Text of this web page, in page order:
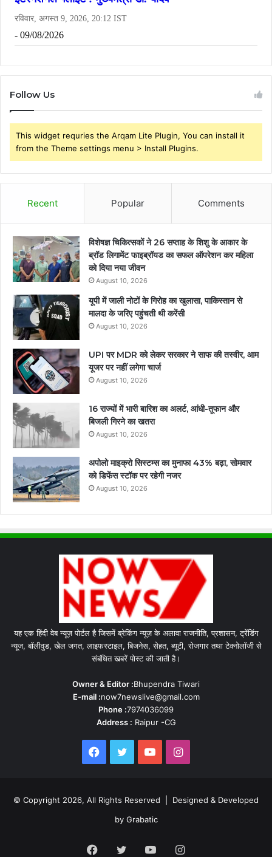
Follow Us
This widget requries the Arqam Lite Plugin, You can install it
from the Theme settings menu > Install Plugins.
Recent Popular Comments
विशेषज्ञ चिकित्सकों ने 26 सप्ताह के शिशु के आकार के
ब्रॉड लिगामेंट फाइब्रॉयड का सफल ऑपरेशन कर महिला
को दिया नया जीवन
August 10, 2026
यूपी में जाली नोटों के गिरोह का खुलासा, पाकिस्तान से
मालदा के जरिए पहुंचती थी करेंसी
August 10, 2026
UPI पर MDR को लेकर सरकार ने साफ की तस्वीर, आम
यूजर पर नहीं लगेगा चार्ज
August 10, 2026
16 राज्यों में भारी बारिश का अलर्ट, आंधी-तूफान और
बिजली गिरने का खतरा
August 10, 2026
अपोलो माइक्रो सिस्टम्स का मुनाफा 43% बढ़ा, सोमवार
को डिफेंस स्टॉक पर रहेगी नजर
August 10, 2026
यह एक हिंदी वेब न्यूज़ पोर्टल है जिसमें ब्रेकिंग न्यूज़ के अलावा राजनीति, प्रशासन, ट्रेंडिंग
न्यूज, बॉलीवुड, खेल जगत, लाइफस्टाइल, बिजनेस, सेहत, ब्यूटी, रोजगार तथा टेक्नोलॉजी से
संबंधित खबरें पोस्ट की जाती है।
Owner & Editor :Bhupendra Tiwari
E-mail :now7newslive@gmail.com
Phone :7974036099
Address : Raipur -CG
Facebook
TwitterYouTubeInstagram
© Copyright 2026, All Rights Reserved | Designed & Developed
by Grabatic
Facebook
TwitterYouTubeInstagram